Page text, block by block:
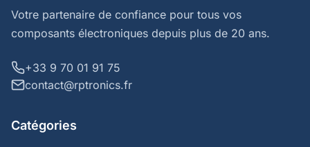
Votre partenaire de confiance pour tous vos
composants électroniques depuis plus de 20 ans.
+33 9 70 01 91 75
contact@rptronics.fr
Catégories